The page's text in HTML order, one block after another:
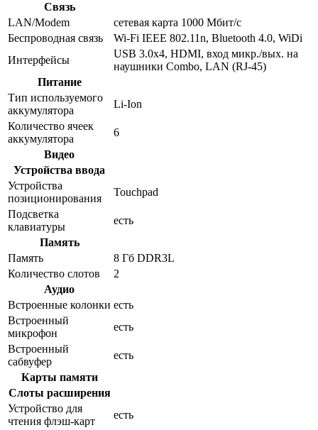
Связь
LAN/Modem
сетевая карта 1000 Мбит/c
Беспроводная связь
Wi-Fi IEEE 802.11n, Bluetooth 4.0, WiDi
Интерфейсы
USB 3.0x4, HDMI, вход микр./вых. на
наушники Combo, LAN (RJ-45)
Питание
Тип используемого
аккумулятора
Li-Ion
Количество ячеек
аккумулятора
6
Видео
Устройства ввода
Устройства
позиционирования
Touchpad
Подсветка
клавиатуры
есть
Память
Память
8 Гб DDR3L
Количество слотов
2
Аудио
Встроенные колонки есть
Встроенный
микрофон
есть
Встроенный
сабвуфер
есть
Карты памяти
Слоты расширения
Устройство для
чтения флэш-карт
есть